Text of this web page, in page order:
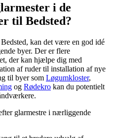
i de
til Bedsted?
kan det være en god idé
byer. Der er flere
der kan hjælpe dig med
af ruder til installation af nye
til byer som Løgumkloster,
og Rødekro kan du potentielt
glarmestre i nærliggende